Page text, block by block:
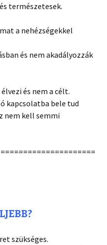
természetesek.
a nehézségekkel
és nem akadályozzák
és nem a célt.
kapcsolatba bele tud
nem kell semmi
szükséges.